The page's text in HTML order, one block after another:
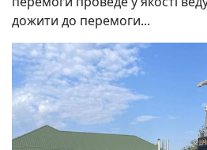
дожити до перемоги...